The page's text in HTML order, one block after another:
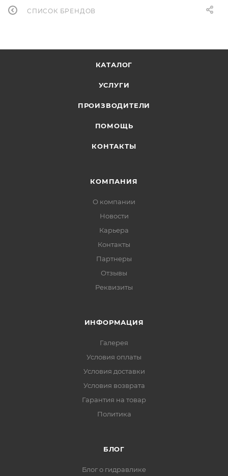
СПИСОК БРЕНДОВ
КАТАЛОГ
УСЛУГИ
ПРОИЗВОДИТЕЛИ
ПОМОЩЬ
КОНТАКТЫ
КОМПАНИЯ
О компании
Новости
Карьера
Контакты
Партнеры
Отзывы
Реквизиты
ИНФОРМАЦИЯ
Галерея
Условия оплаты
Условия доставки
Условия возврата
Гарантия на товар
Политика
БЛОГ
Блог о гидравлике